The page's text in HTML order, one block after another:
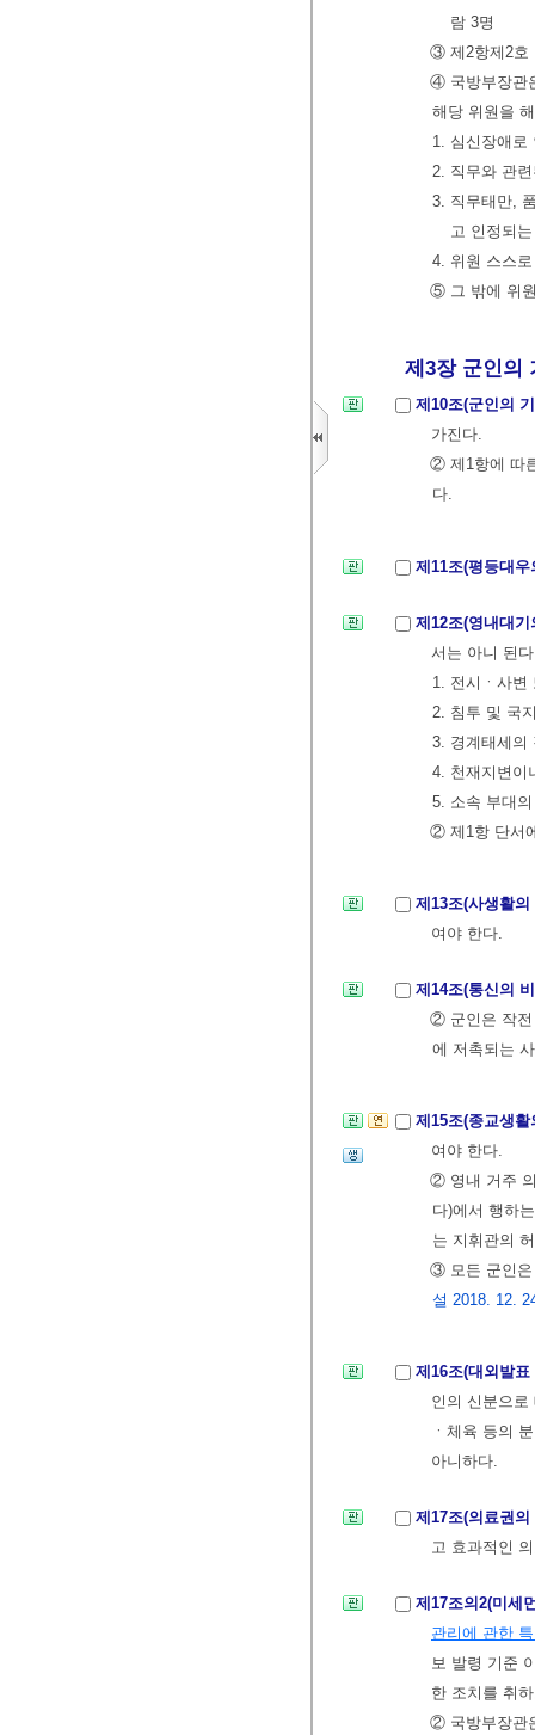
람 3명
③ 제2항제2호
④ 국방부장관
해당 위원을
1. 심신장애로
2. 직무와 관
3. 직무태만,
고 인정되
4. 위원 스스
⑤ 그 밖에 위
제3장 군인의
제10조(군인의
가진다.
② 제1항에 따
다.
제11조(평등대
제12조(영내대
서는 아니 된
1. 전시ㆍ사변
2. 침투 및 국
3. 경계태세의
4. 천재지변이
5. 소속 부대
② 제1항 단서
제13조(사생활
여야 한다.
제14조(통신의
② 군인은 작전
에 저촉되는
제15조(종교생
여야 한다.
② 영내 거주 의
다)에서 행하
는 지휘관의
③ 모든 군인은
설 2018. 12.
제16조(대외발
인의 신분으
ㆍ체육 등의
아니하다.
제17조(의료권
고 효과적인
제17조의2(미세
관리에 관한
보 발령 기준
한 조치를 취
② 국방부장관